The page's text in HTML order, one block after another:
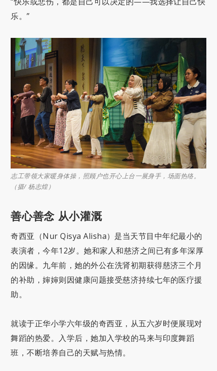
乐。”
志工带领大家暖身体操，照顾户也开心上台一展身手，场面热络。
（摄/ 杨志煌）
善心善念 从小灌溉
奇西亚（Nur Qisya Alisha）是当天节目中年纪最小的
表演者，今年12岁。她和家人和慈济之间已有多年深厚
的因缘。九年前，她的外公在洗肾初期获得慈济三个月
的补助，婶婶则因健康问题接受慈济持续七年的医疗援
助。
就读于正华小学六年级的奇西亚，从五六岁时便展现对
舞蹈的热爱。入学后，她加入学校的马来与印度舞蹈
班，不断培养自己的天赋与热情。